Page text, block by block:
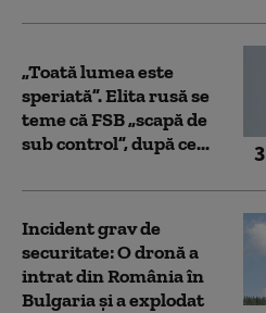
3
„Toată lumea este
speriată”. Elita rusă se
teme că FSB „scapă de
sub control”, după ce...
Incident grav de
securitate: O dronă a
intrat din România în
Bulgaria şi a explodat